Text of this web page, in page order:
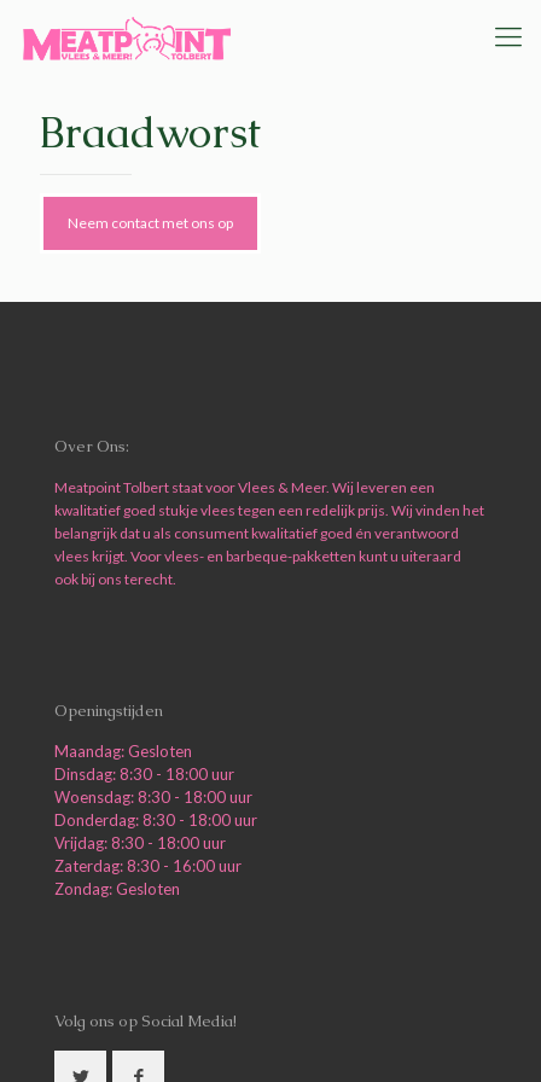
Braadworst
Neem contact met ons op
Over Ons:
Meatpoint Tolbert staat voor Vlees & Meer. Wij leveren een
kwalitatief goed stukje vlees tegen een redelijk prijs. Wij vinden het
belangrijk dat u als consument kwalitatief goed én verantwoord
vlees krijgt. Voor vlees- en barbeque-pakketten kunt u uiteraard
ook bij ons terecht.
Openingstijden
Maandag: Gesloten
Dinsdag: 8:30 - 18:00 uur
Woensdag: 8:30 - 18:00 uur
Donderdag: 8:30 - 18:00 uur
Vrijdag: 8:30 - 18:00 uur
Zaterdag: 8:30 - 16:00 uur
Zondag: Gesloten
Volg ons op Social Media!